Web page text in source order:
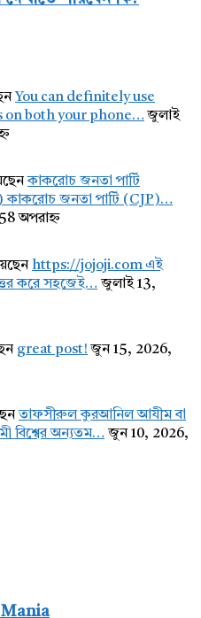
You can definitely use
on both your phone… জুলাই
কাকরোচ জনতা পার্টি
জনতা পার্টি (CJP)…
অপরাহ্ন
https://jojoji.com এই
করে সহজেই… জুলাই 13,
great post! জুন 15, 2026,
তাফসীরুল কুরআনিল আযীম বা
বিশ্বের অন্যতম… জুন 10, 2026,
Mania